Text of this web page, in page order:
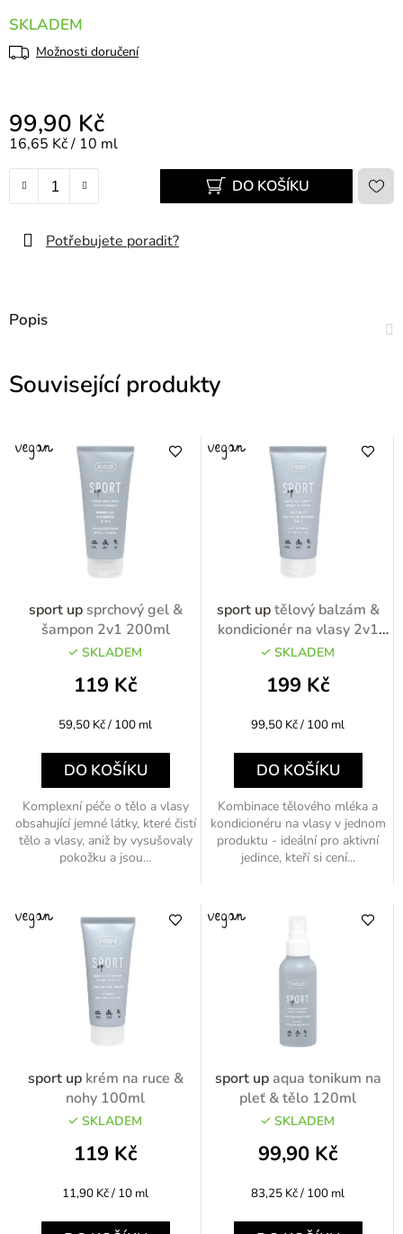
SKLADEM
Možnosti doručení
99,90 Kč
Měrná cena:
16,65 Kč / 10 ml
DO KOŠÍKU
Potřebujete poradit?
Popis
Související produkty
sport up sprchový gel &
šampon 2v1 200ml
SKLADEM
119 Kč
Měrná
59,50 Kč / 100 ml
DO KOŠÍKU
Komplexní péče o tělo a vlasy
obsahující jemné látky, které čistí
tělo a vlasy, aniž by vysušovaly
pokožku a jsou...
sport uptělový balzám &
kondicionér na vlasy 2v1
200ml
SKLADEM
199 Kč
Měrná
99,50 Kč / 100 ml
DO KOŠÍKU
Kombinace tělového mléka a
kondicionéru na vlasy v jednom
produktu - ideální pro aktivní
jedince, kteří si cení...
sport up krém na ruce &
nohy 100ml
SKLADEM
119 Kč
Měrná
11,90 Kč / 10 ml
sport upaqua tonikum na
pleť & tělo 120ml
SKLADEM
99,90 Kč
Měrná
83,25 Kč / 100 ml